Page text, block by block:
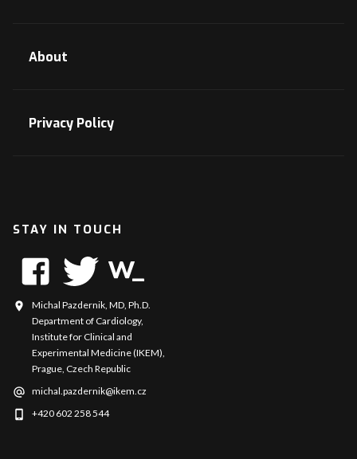
About
Privacy Policy
STAY IN TOUCH
Michal Pazdernik, MD, Ph.D.
Department of Cardiology,
Institute for Clinical and
Experimental Medicine (IKEM),
Prague, Czech Republic
michal.pazdernik@ikem.cz
+420 602 258 544